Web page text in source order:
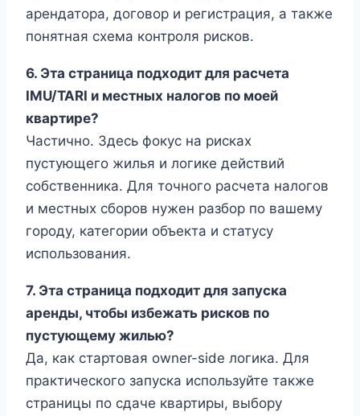
арендатора, договор и регистрация, а также
понятная схема контроля рисков.
6. Эта страница подходит для расчета
IMU/TARI и местных налогов по моей
квартире?
Частично. Здесь фокус на рисках
пустующего жилья и логике действий
собственника. Для точного расчета налогов
и местных сборов нужен разбор по вашему
городу, категории объекта и статусу
использования.
7. Эта страница подходит для запуска
аренды, чтобы избежать рисков по
пустующему жилью?
Да, как стартовая owner-side логика. Для
практического запуска используйте также
страницы по сдаче квартиры, выбору